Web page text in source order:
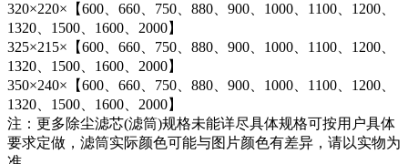
320×220×【600、660、750、880、900、1000、1100、1200、
1320、1500、1600、2000】
325×215×【600、660、750、880、900、1000、1100、1200、
1320、1500、1600、2000】
350×240×【600、660、750、880、900、1000、1100、1200、
1320、1500、1600、2000】
注：更多除尘滤芯(滤筒)规格未能详尽具体规格可按用户具体
要求定做，滤筒实际颜色可能与图片颜色有差异，请以实物为